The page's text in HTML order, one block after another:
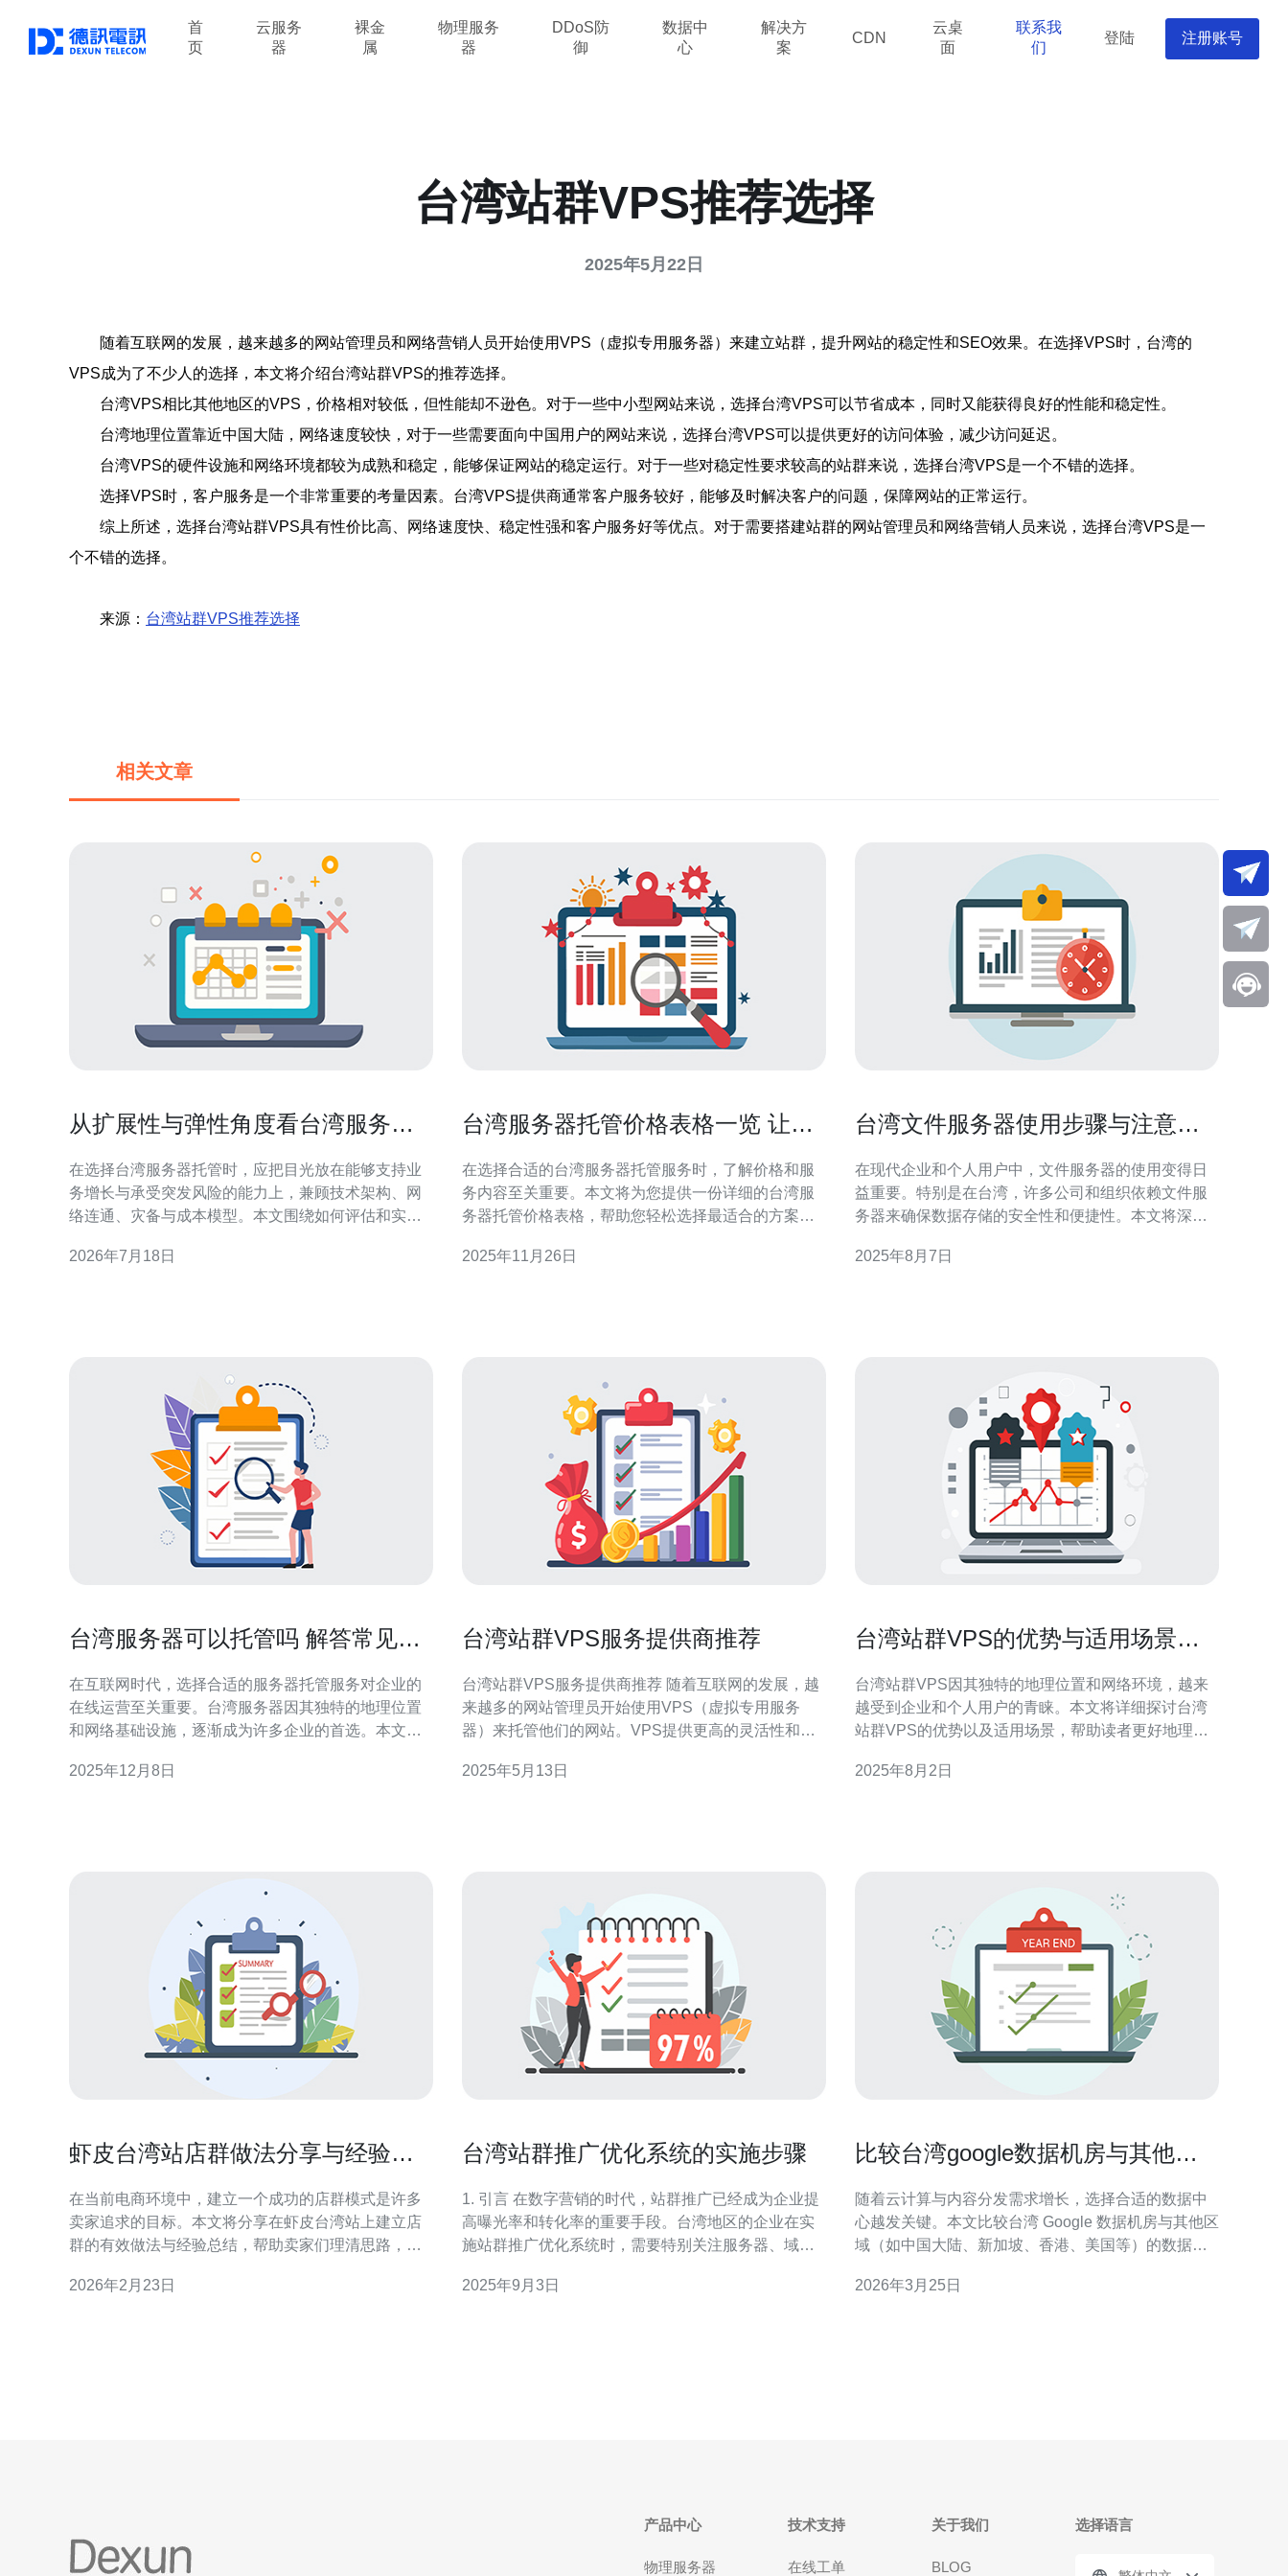
首
页
云服务
器
裸金
属
物理服务
器
DDoS防
御
数据中
心
解决方
案
CDN
云桌
面
联系我
们
登陆 注册账号
台湾站群VPS推荐选择
2025年5月22日
随着互联网的发展，越来越多的网站管理员和网络营销人员开始使用VPS（虚拟专用服务器）来建立站群，提升网站的稳定性和SEO效果。在选择VPS时，台湾的
VPS成为了不少人的选择，本文将介绍台湾站群VPS的推荐选择。
台湾VPS相比其他地区的VPS，价格相对较低，但性能却不逊色。对于一些中小型网站来说，选择台湾VPS可以节省成本，同时又能获得良好的性能和稳定性。
台湾地理位置靠近中国大陆，网络速度较快，对于一些需要面向中国用户的网站来说，选择台湾VPS可以提供更好的访问体验，减少访问延迟。
台湾VPS的硬件设施和网络环境都较为成熟和稳定，能够保证网站的稳定运行。对于一些对稳定性要求较高的站群来说，选择台湾VPS是一个不错的选择。
选择VPS时，客户服务是一个非常重要的考量因素。台湾VPS提供商通常客户服务较好，能够及时解决客户的问题，保障网站的正常运行。
综上所述，选择台湾站群VPS具有性价比高、网络速度快、稳定性强和客户服务好等优点。对于需要搭建站群的网站管理员和网络营销人员来说，选择台湾VPS是一
个不错的选择。
来源： 台湾站群VPS推荐选择
相关文章
从扩展性与弹性角度看台湾服务器
在选择台湾服务器托管时，应把目光放在能够支持业
务增长与承受突发风险的能力上，兼顾技术架构、网
络连通、灾备与成本模型。本文围绕如何评估和实现
在长期运营中减少突发中断、控制成本并提升业务连
2026年7月18日
台湾服务器托管价格表格一览 让您
在选择合适的台湾服务器托管服务时，了解价格和服
务内容至关重要。本文将为您提供一份详细的台湾服
务器托管价格表格，帮助您轻松选择最适合的方案。
质选择，其服务质量和价格都具有很大的竞争力。 市
2025年11月26日
台湾文件服务器使用步骤与注意事
在现代企业和个人用户中，文件服务器的使用变得日
益重要。特别是在台湾，许多公司和组织依赖文件服
务器来确保数据存储的安全性和便捷性。本文将深入
更好地管理和使用文件服务器。 首先，在开始使用文
2025年8月7日
台湾服务器可以托管吗 解答常见疑
在互联网时代，选择合适的服务器托管服务对企业的
在线运营至关重要。台湾服务器因其独特的地理位置
和网络基础设施，逐渐成为许多企业的首选。本文将
时做出明智的决策。 台湾服务器有哪些优势？ 台湾服
2025年12月8日
台湾站群VPS服务提供商推荐
台湾站群VPS服务提供商推荐 随着互联网的发展，越
来越多的网站管理员开始使用VPS（虚拟专用服务
器）来托管他们的网站。VPS提供更高的灵活性和安
VPS服务提供商，但是如何选择一个可靠的台湾站群
2025年5月13日
台湾站群VPS的优势与适用场景分
台湾站群VPS因其独特的地理位置和网络环境，越来
越受到企业和个人用户的青睐。本文将详细探讨台湾
站群VPS的优势以及适用场景，帮助读者更好地理解
先，台湾站群VPS的最大优势之一在于其良好的网络
2025年8月2日
虾皮台湾站店群做法分享与经验总
在当前电商环境中，建立一个成功的店群模式是许多
卖家追求的目标。本文将分享在虾皮台湾站上建立店
群的有效做法与经验总结，帮助卖家们理清思路，避
群模式是指通过多个店铺的经营来实现资源共享和风
2026年2月23日
台湾站群推广优化系统的实施步骤
1. 引言 在数字营销的时代，站群推广已经成为企业提
高曝光率和转化率的重要手段。台湾地区的企业在实
施站群推广优化系统时，需要特别关注服务器、域名
化系统的实施步骤，帮助企业顺利开展相关工作。 2.
2025年9月3日
比较台湾google数据机房与其他区
随着云计算与内容分发需求增长，选择合适的数据中
心越发关键。本文比较台湾 Google 数据机房与其他区
域（如中国大陆、新加坡、香港、美国等）的数据中
购买服务器、VPS、主机、域名、CDN与高防DDoS
2026年3月25日
产品中心
物理服务器
技术支持
在线工单
关于我们
BLOG
选择语言